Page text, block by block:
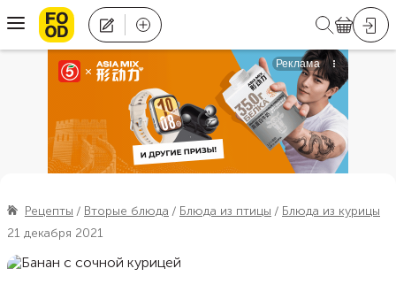
Рецепты Вторые блюда Блюда из птицы
Блюда из курицы
21 декабря 2021